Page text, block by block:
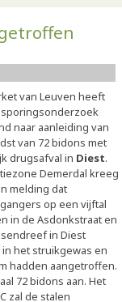
van Leuven heeft
naar aanleiding van
van 72 bidons met
drugsafval in Diest.
Demerdal kreeg
melding dat
op een vijftal
in de Asdonkstraat en
in Diest
het struikgewas en
hadden aangetroffen.
72 bidons aan. Het
zal de stalen